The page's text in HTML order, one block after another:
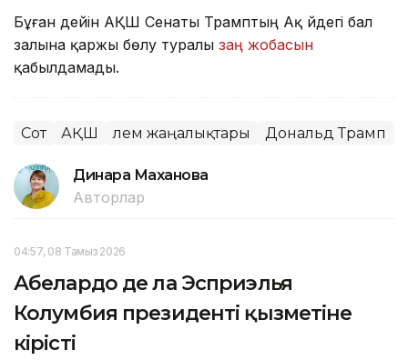
Бұған дейін АҚШ Сенаты Трамптың Ақ үйдегі бал
залына қаржы бөлу туралы заң жобасын
қабылдамады.
Сот АҚШ Әлем жаңалықтары Дональд Трамп
Динара Маханова
Авторлар
04:57, 08 Тамыз 2026
Абелардо де ла Эсприэлья
Колумбия президенті қызметіне
кірісті